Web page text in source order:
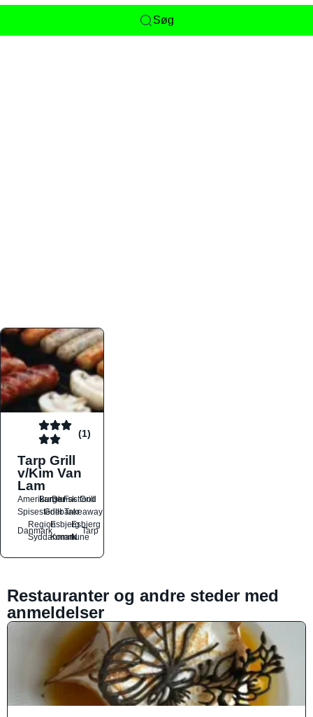
Søg
(1)
Tarp Grill
v/Kim Van
Lam
Amerikansk
BurgerDanskFastfood
Grill
SpisestederGrillbarerTakeaway
Danmark
Region
Syddanmark
Esbjerg
Kommune
Esbjerg
N
Tarp
Restauranter og andre steder med
anmeldelser